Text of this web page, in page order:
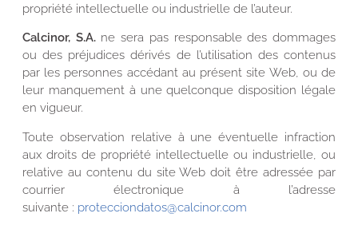
propriété intellectuelle ou industrielle de l’auteur.
Calcinor, S.A.ne sera pas responsable des dommages
ou des préjudices dérivés de l’utilisation des contenus
par les personnes accédant au présent site Web, ou de
leur manquement à une quelconque disposition légale
en vigueur.
Toute observation relative à une éventuelle infraction
aux droits de propriété intellectuelle ou industrielle, ou
relative au contenu du site Web doit être adressée par
courrier électronique à l’adresse
suivante : protecciondatos@calcinor.com